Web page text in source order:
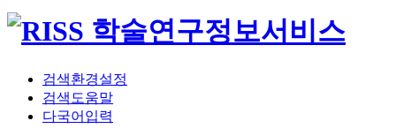
검색환경설정
검색도움말
다국어입력